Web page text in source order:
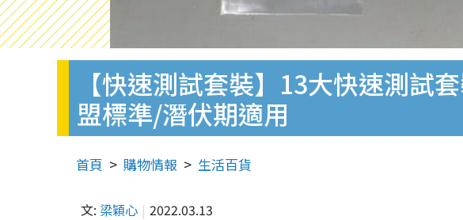
【快速測試套裝】13大快速測試
盟標準/潛伏期適用
首頁 購物情報 生活百貨
文: 梁穎心 2022.03.13